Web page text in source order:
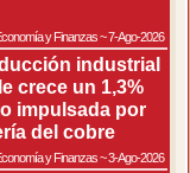
y Finanzas~7-Ago-2026
industrial
crece un 1,3%
impulsada por
del cobre
y Finanzas~3-Ago-2026